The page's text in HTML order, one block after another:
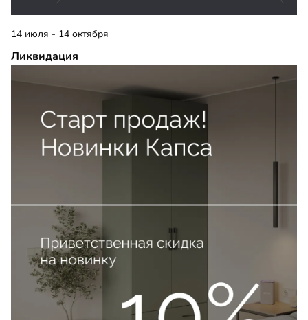
14 июля - 14 октября
Ликвидация